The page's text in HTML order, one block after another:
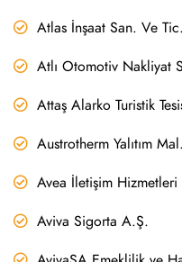
Atlas İnşaat San. Ve
Atlı Otomotiv Nakliyat
Attaş Alarko Turistik
Austrotherm Yalıtım
Avea İletişim
Aviva Sigorta A.Ş.